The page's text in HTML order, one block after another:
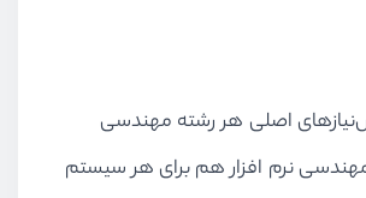
اصلی هر رشته مهندسی
نرم افزار هم برای هر سیستم